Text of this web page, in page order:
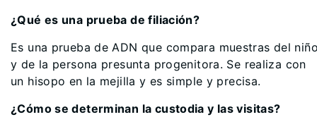
¿Qué es una prueba de filiación?
Es una prueba de ADN que compara muestras del
y de la persona presunta progenitora. Se realiza con
un hisopo en la mejilla y es simple y precisa.
¿Cómo se determinan la custodia y las visitas?